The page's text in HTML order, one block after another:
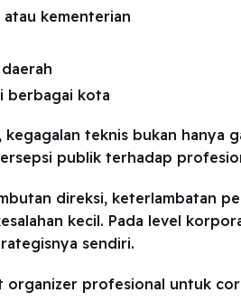
kementerian
berbagai kota
kegagalan teknis bukan
publik terhadap
direksi, keterlambatan
kecil. Pada level
sendiri.
organizer profesional untuk